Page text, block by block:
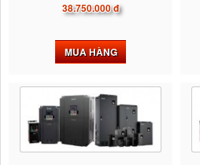
38.750.000 đ
MUA HÀNG